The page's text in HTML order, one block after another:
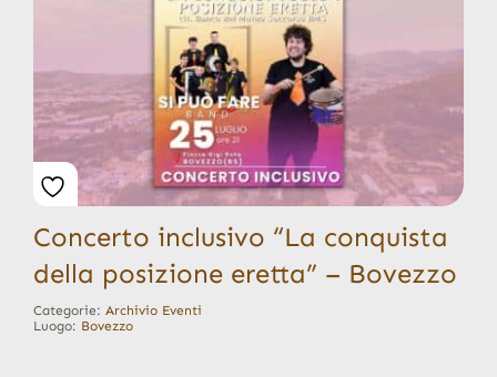
Concerto inclusivo “La conquista
della posizione eretta” – Bovezzo
Categorie: Archivio Eventi
Luogo: Bovezzo